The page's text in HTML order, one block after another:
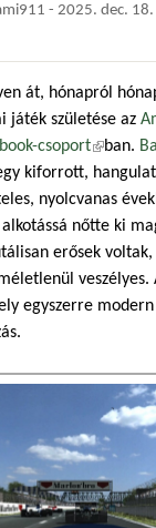
- 2025. dec.
át, hónapról
játék születése az
csoport(külső
ban.
kiforrott,
nyolcvanas
nőtte ki
erősek
egyszerre modern